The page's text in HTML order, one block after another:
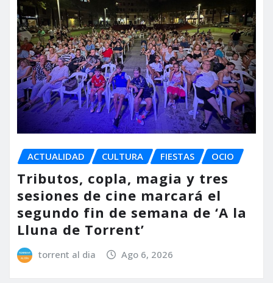
ACTUALIDAD CULTURA FIESTAS OCIO
Tributos, copla, magia y tres
sesiones de cine marcará el
segundo fin de semana de ‘A la
Lluna de Torrent’
torrent al dia Ago 6, 2026